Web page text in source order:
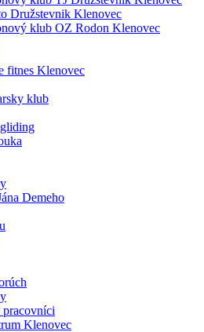
Družstevnik Klenovec
klub OZ Rodon Klenovec
fitnes Klenovec
klub
Demeho
pracovníci
Klenovec